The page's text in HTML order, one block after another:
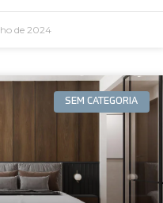
de 2024
SEM CATEGORIA